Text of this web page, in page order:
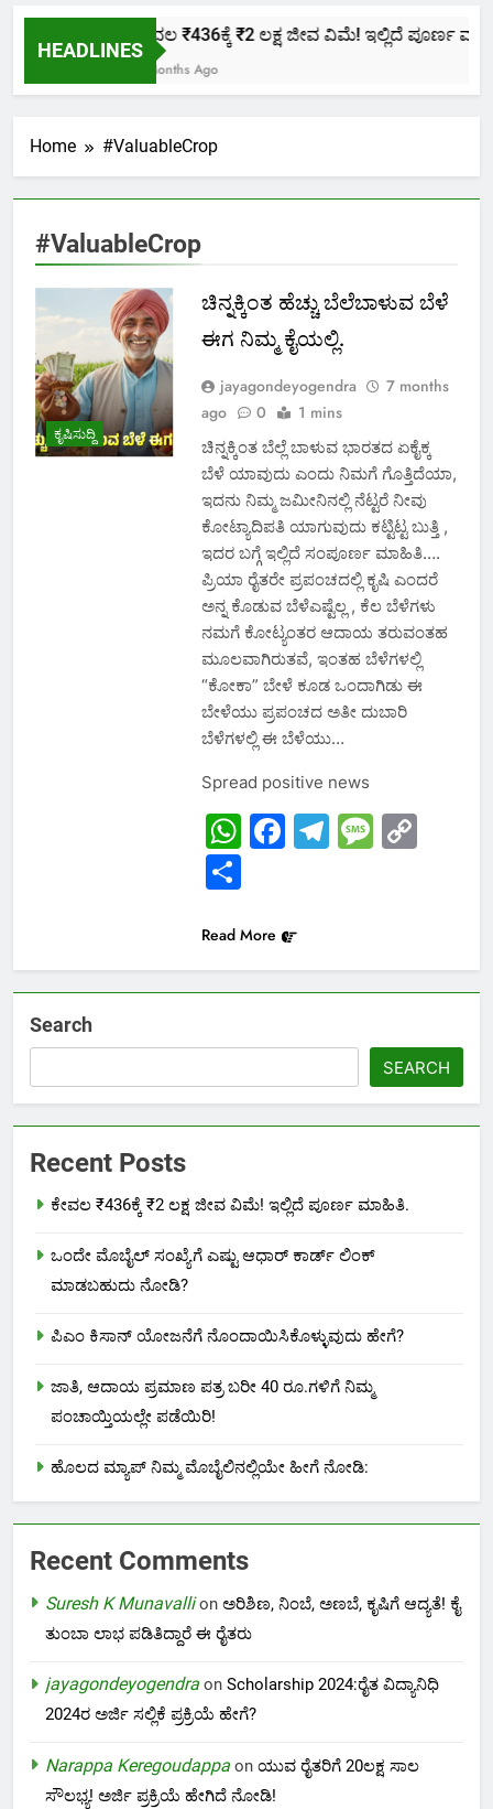
HEADLINES
ಕೇವಲ ₹436ಕ್ಕೆ ₹2 ಲಕ್ಷ ಜೀವ ವಿಮೆ! ಇಲ್ಲಿದೆ ಪೂರ್ಣ
2 Months Ago
Home #ValuableCrop
#ValuableCrop
ಕೃಷಿಸುದ್ದಿ
ಚಿನ್ನಕ್ಕಿಂತ ಹೆಚ್ಚು ಬೆಲೆಬಾಳುವ ಬೆಳೆ
ಈಗ ನಿಮ್ಮ ಕೈಯಲ್ಲಿ.
jayagondeyogendra
7 months
ago
0 1 mins
ಚಿನ್ನಕ್ಕಿಂತ ಬೆಲ್ಲೆ ಬಾಳುವ ಭಾರತದ ಏಕೈಕ್ಕ
ಬೆಳೆ ಯಾವುದು ಎಂದು ನಿಮಗೆ ಗೊತ್ತಿದೆಯಾ,
ಇದನು ನಿಮ್ಮ ಜಮೀನಿನಲ್ಲಿ ನೆಟ್ಟರೆ ನೀವು
ಕೋಟ್ಯಾದಿಪತಿ ಯಾಗುವುದು ಕಟ್ಟಿಟ್ಟ ಬುತ್ತಿ ,
ಇದರ ಬಗ್ಗೆ ಇಲ್ಲಿದೆ ಸಂಪೂರ್ಣ ಮಾಹಿತಿ….
ಪ್ರಿಯಾ ರೈತರೇ ಪ್ರಪಂಚದಲ್ಲಿ ಕೃಷಿ ಎಂದರೆ
ಅನ್ನ ಕೊಡುವ ಬೆಳೆಎಷ್ಟೆಲ್ಲ , ಕೆಲ ಬೆಳೆಗಳು
ನಮಗೆ ಕೋಟ್ಯಂತರ ಆದಾಯ ತರುವಂತಹ
ಮೂಲವಾಗಿರುತವೆ, ಇಂತಹ ಬೆಳೆಗಳಲ್ಲಿ
“ಕೋಕಾ” ಬೇಳೆ ಕೂಡ ಒಂದಾಗಿಡು ಈ
ಬೇಳೆಯು ಪ್ರಪಂಚದ ಅತೀ ದುಬಾರಿ
ಬೆಳೆಗಳಲ್ಲಿ ಈ ಬೆಳೆಯು…
Spread positive news
WhatsApp
Facebook
Telegram
Share
Read More
Search
SEARCH
Recent Posts
ಕೇವಲ ₹436ಕ್ಕೆ ₹2 ಲಕ್ಷ ಜೀವ ವಿಮೆ! ಇಲ್ಲಿದೆ ಪೂರ್ಣ ಮಾಹಿತಿ.
ಒಂದೇ ಮೊಬೈಲ್ ಸಂಖ್ಯೆಗೆ ಎಷ್ಟು ಆಧಾರ್ ಕಾರ್ಡ್ ಲಿಂಕ್
ಮಾಡಬಹುದು ನೋಡಿ?
ಪಿಎಂ ಕಿಸಾನ್ ಯೋಜನೆಗೆ ನೊಂದಾಯಿಸಿಕೊಳ್ಳುವುದು ಹೇಗೆ?
ಜಾತಿ, ಆದಾಯ ಪ್ರಮಾಣ ಪತ್ರ ಬರೀ 40 ರೂ.ಗಳಿಗೆ ನಿಮ್ಮ
ಪಂಚಾಯ್ತಿಯಲ್ಲೇ ಪಡೆಯಿರಿ!
ಹೊಲದ ಮ್ಯಾಪ್ ನಿಮ್ಮ ಮೊಬೈಲಿನಲ್ಲಿಯೇ ಹೀಗೆ ನೋಡಿ:
Recent Comments
Suresh K Munavallion ಅರಿಶಿಣ, ನಿಂಬೆ, ಅಣಬೆ, ಕೃಷಿಗೆ ಆದ್ಯತೆ! ಕೈ
ತುಂಬಾ ಲಾಭ ಪಡಿತಿದ್ದಾರೆ ಈ ರೈತರು
jayagondeyogendra on Scholarship 2024:ರೈತ ವಿದ್ಯಾನಿಧಿ
2024ರ ಅರ್ಜಿ ಸಲ್ಲಿಕೆ ಪ್ರಕ್ರಿಯೆ ಹೇಗೆ?
Narappa Keregoudappa on ಯುವ ರೈತರಿಗೆ 20ಲಕ್ಷ ಸಾಲ
ಸೌಲಭ್ಯ! ಅರ್ಜಿ ಪ್ರಕ್ರಿಯೆ ಹೇಗಿದೆ ನೋಡಿ!